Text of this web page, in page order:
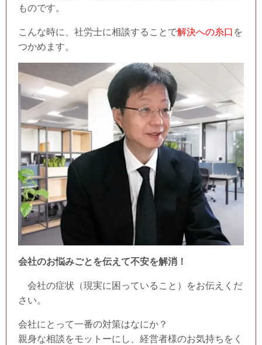
ものです。
こんな時に、社労士に相談することで解決への糸口 を
つかめます。
会社のお悩みごとを伝えて不安を解消！
会社の症状（現実に困っていること）をお伝えくだ
さい。
会社にとって一番の対策はなにか？
親身な相談をモットーにし、経営者様のお気持ちをく